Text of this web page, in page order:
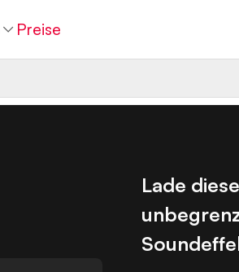
Preise
Lade